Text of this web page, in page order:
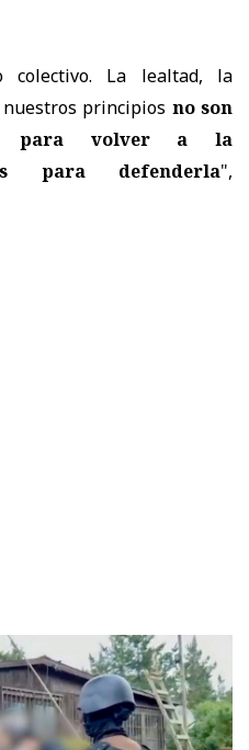
colectivo. La lealtad, la
principios no son
para volver a la
para defenderla",